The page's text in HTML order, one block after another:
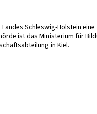
Schleswig-Holstein eine
ist das Ministerium für
in Kiel.